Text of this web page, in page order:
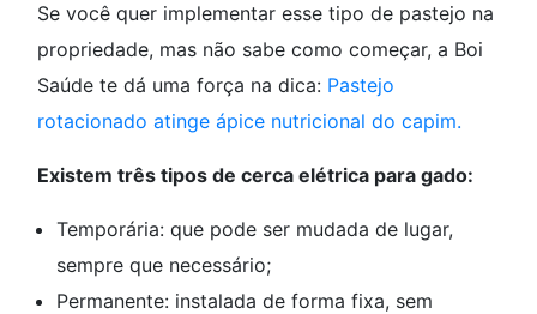
Se você quer implementar esse tipo de pastejo na
propriedade, mas não sabe como começar, a Boi
Saúde te dá uma força na dica: Pastejo
rotacionado atinge ápice nutricional do capim.
Existem três tipos de cerca elétrica para gado:
Temporária: que pode ser mudada de lugar,
sempre que necessário;
Permanente: instalada de forma fixa, sem